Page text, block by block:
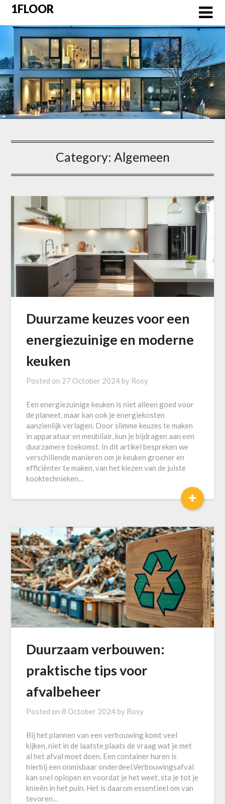
Skip
content
1FLOOR
Category: Algemeen
Duurzame keuzes voor een
energiezuinige en moderne
keuken
Posted on 27 October 2024 by Rosy
Een energiezuinige keuken is niet alleen goed voor
de planeet, maar kan ook je energiekosten
aanzienlijk verlagen. Door slimme keuzes te maken
in apparatuur en meubilair, kun je bijdragen aan een
duurzamere toekomst. In dit artikel bespreken we
verschillende manieren om je keuken groener en
efficiënter te maken, van het kiezen van de juiste
kooktechnieken…
+
Duurzaam verbouwen:
praktische tips voor
afvalbeheer
Posted on 8 October 2024 by Rosy
Bij het plannen van een verbouwing komt veel
kijken, niet in de laatste plaats de vraag wat je met
al het afval moet doen. Een container huren is
hierbij een onmisbaar onderdeel.Verbouwingsafval
kan snel oplopen en voordat je het weet, sta je tot je
knieën in het puin. Het is daarom essentieel om van
tevoren…